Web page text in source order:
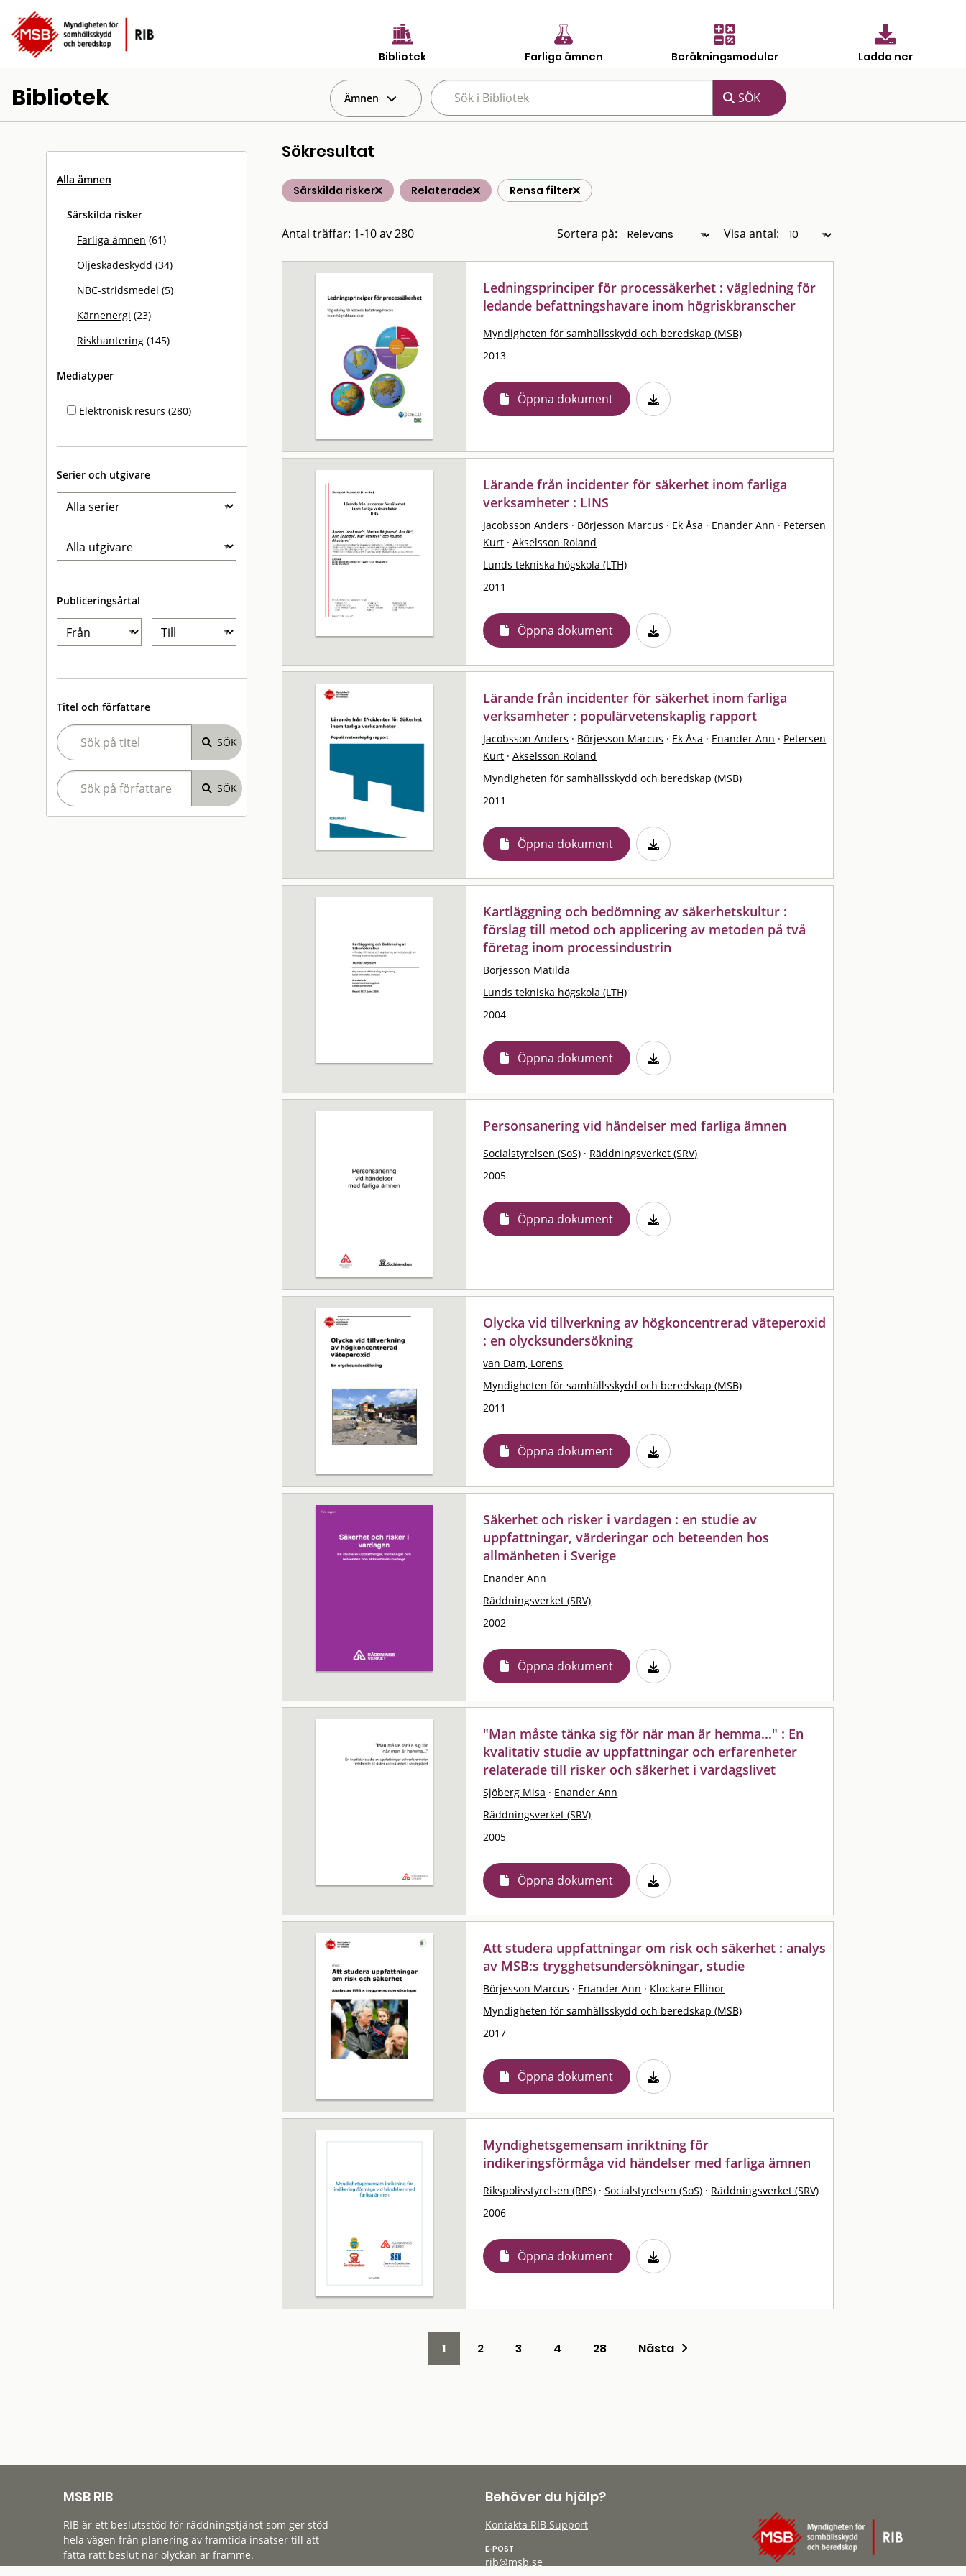
Bibliotek Farliga ämnen Beräkningsmoduler Ladda ner
Bibliotek Ämnen
Alla ämnen
Särskilda risker
Farliga ämnen (61)
Oljeskadeskydd (34)
NBC-stridsmedel (5)
Kärnenergi (23)
Riskhantering (145)
Mediatyper
Elektronisk resurs (280)
Serier och utgivare
Publiceringsårtal
Titel och författare
Sökresultat
Särskilda risker Relaterade Rensa filter
Antal träffar: 1-10 av 280 Sortera på: Visa antal:
Ledningsprinciper för processäkerhet : vägledning för
ledande befattningshavare inom högriskbranscher
Myndigheten för samhällsskydd och beredskap (MSB)
2013
Öppna dokument
Lärande från incidenter för säkerhet inom farliga
verksamheter : LINS
Jacobsson Anders · Börjesson Marcus · Ek Åsa · Enander Ann · Petersen
Kurt · Akselsson Roland
Lunds tekniska högskola (LTH)
2011
Öppna dokument
Lärande från incidenter för säkerhet inom farliga
verksamheter : populärvetenskaplig rapport
Jacobsson Anders · Börjesson Marcus · Ek Åsa · Enander Ann · Petersen
Kurt · Akselsson Roland
Myndigheten för samhällsskydd och beredskap (MSB)
2011
Öppna dokument
Kartläggning och bedömning av säkerhetskultur :
förslag till metod och applicering av metoden på två
företag inom processindustrin
Börjesson Matilda
Lunds tekniska högskola (LTH)
2004
Öppna dokument
Personsanering vid händelser med farliga ämnen
Socialstyrelsen (SoS) · Räddningsverket (SRV)
2005
Öppna dokument
Olycka vid tillverkning av högkoncentrerad väteperoxid
: en olycksundersökning
van Dam, Lorens
Myndigheten för samhällsskydd och beredskap (MSB)
2011
Öppna dokument
Säkerhet och risker i vardagen : en studie av
uppfattningar, värderingar och beteenden hos
allmänheten i Sverige
Enander Ann
Räddningsverket (SRV)
2002
Öppna dokument
"Man måste tänka sig för när man är hemma..." : En
kvalitativ studie av uppfattningar och erfarenheter
relaterade till risker och säkerhet i vardagslivet
Sjöberg Misa · Enander Ann
Räddningsverket (SRV)
2005
Öppna dokument
Att studera uppfattningar om risk och säkerhet : analys
av MSB:s trygghetsundersökningar, studie
Börjesson Marcus · Enander Ann · Klockare Ellinor
Myndigheten för samhällsskydd och beredskap (MSB)
2017
Öppna dokument
Myndighetsgemensam inriktning för
indikeringsförmåga vid händelser med farliga ämnen
Rikspolisstyrelsen (RPS) · Socialstyrelsen (SoS) · Räddningsverket (SRV)
2006
Öppna dokument
1 2 3 4 28 Nästa
MSB RIB
RIB är ett beslutsstöd för räddningstjänst som ger stöd
hela vägen från planering av framtida insatser till att
fatta rätt beslut när olyckan är framme.
Behöver du hjälp?
Kontakta RIB Support
E-POST
rib@msb.se